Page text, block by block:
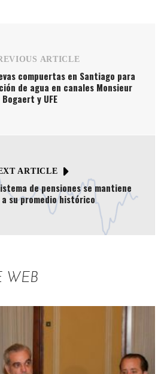
ARTICLE
compuertas en Santiago para
de agua en canales Monsieur
Bogaert y UFE
ARTICLE
de pensiones se mantiene
su promedio histórico
WEB